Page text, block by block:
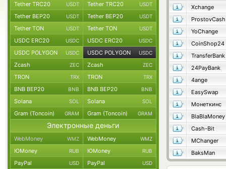
Xchange
ProstovCash
YoChange
CoinShop24
TransferBank
24PayBank
4ange
EasySwap
Монеткинс
BlaBlaMoney
Cash-Bit
MChanger
BaksMan
Tether TRC20 USDT Tether TRC20 USDT
Tether BEP20 USDT Tether BEP20 USDT
Tether TON USDT Tether TON USDT
USDC ERC20 USDC USDC ERC20 USDC
USDC POLYGON USDC USDC POLYGON USDC
Zcash ZEC Zcash ZEC
TRON TRX TRON TRX
BNB BEP20 BNB BNB BEP20 BNB
Solana SOL Solana SOL
Gram (Toncoin) GRAM Gram (Toncoin) GRAM
Электронные деньги
WebMoney WMZ WebMoney WMZ
ЮMoney RUB ЮMoney RUB
PayPal USD PayPal USD